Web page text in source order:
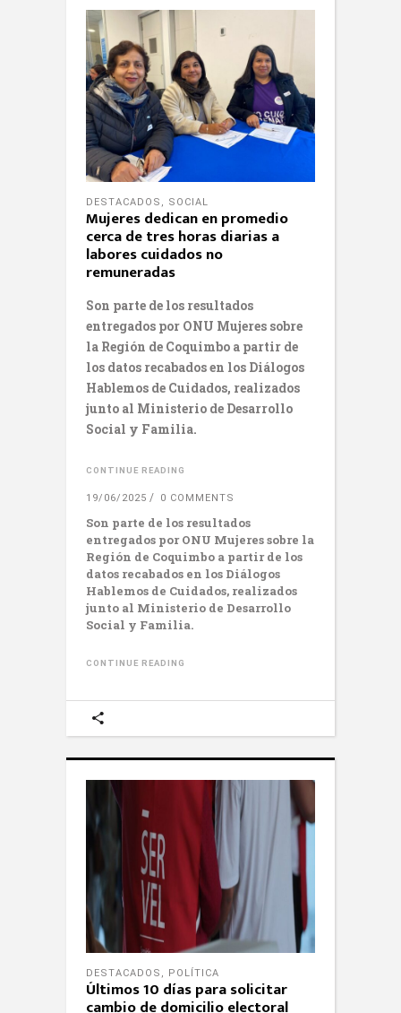
DESTACADOS SOCIAL
Mujeres dedican en promedio
cerca de tres horas diarias a
labores cuidados no
remuneradas
Son parte de los resultados
entregados por ONU Mujeres sobre
la Región de Coquimbo a partir de
los datos recabados en los Diálogos
Hablemos de Cuidados, realizados
junto al Ministerio de Desarrollo
Social y Familia.
CONTINUE READING
19/06/2025 0 COMMENTS
Son parte de los resultados
entregados por ONU Mujeres sobre la
Región de Coquimbo a partir de los
datos recabados en los Diálogos
Hablemos de Cuidados, realizados
junto al Ministerio de Desarrollo
Social y Familia.
CONTINUE READING
DESTACADOS , POLÍTICA
Últimos 10 días para solicitar
cambio de domicilio electoral